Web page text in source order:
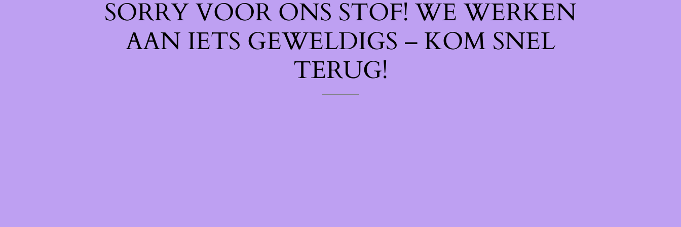
SORRY VOOR ONS STOF! WE WERKEN
AAN IETS GEWELDIGS – KOM SNEL
TERUG!